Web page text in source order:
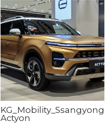
KG_Mobility_Ssangyong
Actyon